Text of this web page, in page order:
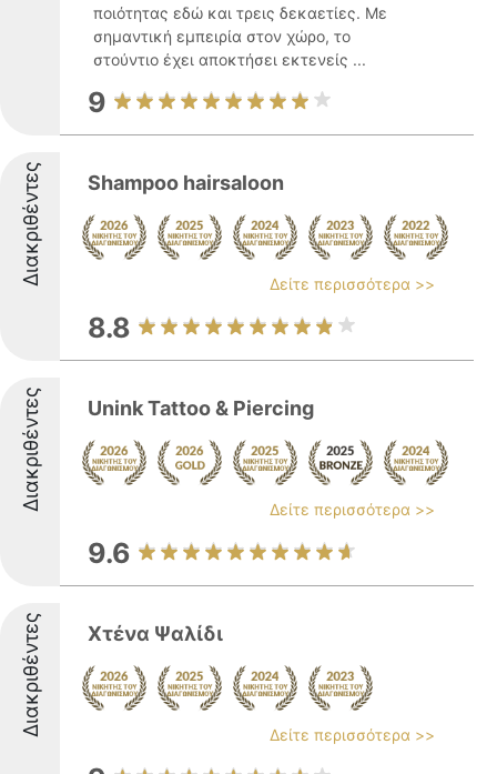
ποιότητας εδώ και τρεις δεκαετίες. Με
σημαντική εμπειρία στον χώρο, το
στούντιο έχει αποκτήσει εκτενείς ...
9
Διακριθέντες Shampoo hairsaloon
Δείτε περισσότερα >>
8.8
Διακριθέντες Unink Tattoo & Piercing
Δείτε περισσότερα >>
9.6
Διακριθέντες Χτένα Ψαλίδι
Δείτε περισσότερα >>